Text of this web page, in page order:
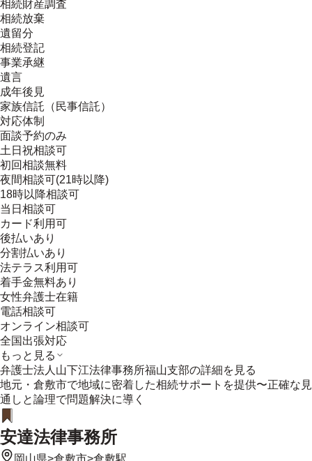
相続財産調査
相続放棄
遺留分
相続登記
事業承継
遺言
成年後見
家族信託（民事信託）
対応体制
面談予約のみ
土日祝相談可
初回相談無料
夜間相談可(21時以降)
18時以降相談可
当日相談可
カード利用可
後払いあり
分割払いあり
法テラス利用可
着手金無料あり
女性弁護士在籍
電話相談可
オンライン相談可
全国出張対応
もっと見る
弁護士法人山下江法律事務所福山支部の詳細を見る
地元・倉敷市で地域に密着した相続サポートを提供〜正確な見
通しと論理で問題解決に導く
安達法律事務所
岡山県>倉敷市>倉敷駅